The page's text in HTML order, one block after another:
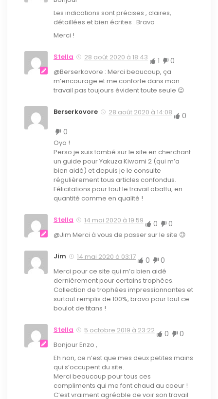
Les indications sont précises , claires,
détaillées et bien écrites . Bravo
Merci !
Stella 28 août 2020 à 18:43 1 0
@Berserkovore : Merci beaucoup, ça
m’encourage et me conforte dans mon
travail pas toujours évident toute seule 😉
Berserkovore 28 août 2020 à 14:08
0
0
Oyo !
Perso je suis tombé sur le site en cherchant
un guide pour Yakuza Kiwami 2 (qui m’a
bien aidé) et depuis je le consulte
régulièrement tous articles confondus.
Félicitations pour tout le travail abattu, en
quantité comme en qualité !
Stella 14 mai 2020 à 19:59 0 0
@Jim Merci à vous de passer sur le site 😉
Jim 14 mai 2020 à 03:17 0 0
Merci pour ce site qui m’a bien aidé
dernièrement pour certains trophées.
Collection de trophées impressionnantes et
surtout remplis de 100%, bravo pour tout ce
boulot de titans !
Stella 5 octobre 2019 à 23:22 0 0
Bonjour Enzo ,
Eh non, ce n’est que mes deux petites mains
qui s’occupent du site.
Merci beaucoup pour tous ces
compliments qui me font chaud au coeur !
C’est vraiment agréable de voir son travail